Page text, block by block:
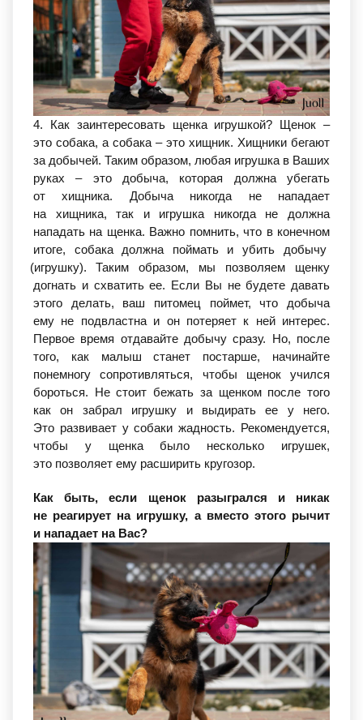
4. Как заинтересовать щенка игрушкой? Щенок –
это собака, а собака – это хищник. Хищники бегают
за добычей. Таким образом, любая игрушка в Ваших
руках – это добыча, которая должна убегать
от хищника. Добыча никогда не нападает
на хищника, так и игрушка никогда не должна
нападать на щенка. Важно помнить, что в конечном
итоге, собака должна поймать и убить добычу
(игрушку). Таким образом, мы позволяем щенку
догнать и схватить ее. Если Вы не будете давать
этого делать, ваш питомец поймет, что добыча
ему не подвластна и он потеряет к ней интерес.
Первое время отдавайте добычу сразу. Но, после
того, как малыш станет постарше, начинайте
понемногу сопротивляться, чтобы щенок учился
бороться. Не стоит бежать за щенком после того
как он забрал игрушку и выдирать ее у него.
Это развивает у собаки жадность. Рекомендуется,
чтобы у щенка было несколько игрушек,
это позволяет ему расширить кругозор.
Как быть, если щенок разыгрался и никак
не реагирует на игрушку, а вместо этого рычит
и нападает на Вас?